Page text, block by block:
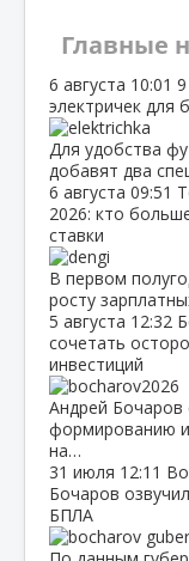
Главные
6 августа 10:01
электричек для
Для удобства
добавят два
6 августа 09:51
2026: кто
ставки
В первом
росту
5 августа 12:32
сочетать
инвестиций
Андрей Бочаров
формированию
на…
31 июля 12:11
Бочаров
БПЛА